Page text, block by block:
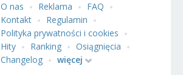
O nas
Reklama
FAQ
Kontakt
Regulamin
Polityka prywatności i cookies
Hity
Ranking
Osiągnięcia
Changelog
więcej